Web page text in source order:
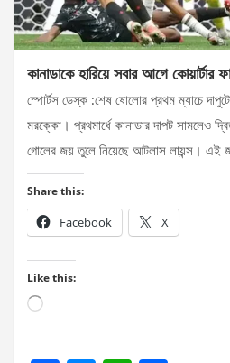
কানাডাকে হারিয়ে সবার আগে কোয়ার্টার
স্পোর্টস ডেস্ক :শেষ ষোলোর প্রথম ম্যাচে
মরক্কো। প্রথমার্ধে কানাডার দাপট সামলেও
গোলের জয় তুলে নিয়েছে আটলাস লায়ন্স। এই
Share this:
Facebook X
Like this:
Loading…